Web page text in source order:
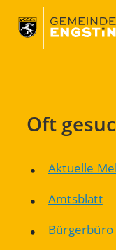
Oft
Aktuelle
Amtsblatt
Bürgerbüro